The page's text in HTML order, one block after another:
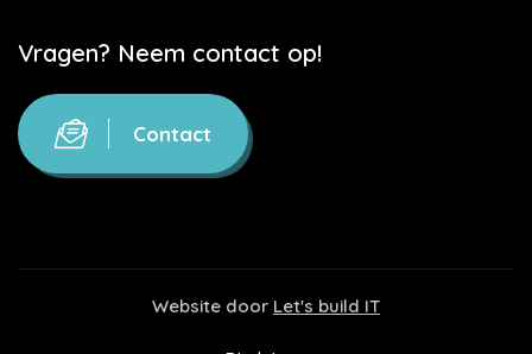
Vragen? Neem contact op!
Contact
Website door Let's build IT